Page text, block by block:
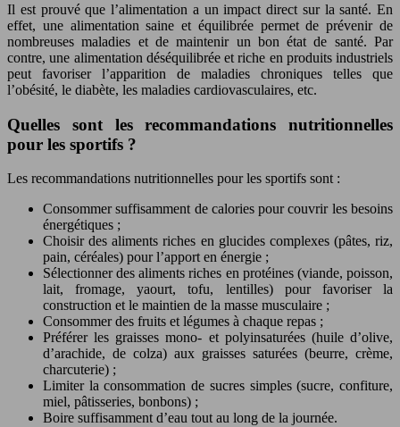
Il est prouvé que l’alimentation a un impact direct sur la santé. En
effet, une alimentation saine et équilibrée permet de prévenir de
nombreuses maladies et de maintenir un bon état de santé. Par
contre, une alimentation déséquilibrée et riche en produits industriels
peut favoriser l’apparition de maladies chroniques telles que
l’obésité, le diabète, les maladies cardiovasculaires, etc.
Quelles sont les recommandations nutritionnelles
pour les sportifs ?
Les recommandations nutritionnelles pour les sportifs sont :
Consommer suffisamment de calories pour couvrir les besoins
énergétiques ;
Choisir des aliments riches en glucides complexes (pâtes, riz,
pain, céréales) pour l’apport en énergie ;
Sélectionner des aliments riches en protéines (viande, poisson,
lait, fromage, yaourt, tofu, lentilles) pour favoriser la
construction et le maintien de la masse musculaire ;
Consommer des fruits et légumes à chaque repas ;
Préférer les graisses mono- et polyinsaturées (huile d’olive,
d’arachide, de colza) aux graisses saturées (beurre, crème,
charcuterie) ;
Limiter la consommation de sucres simples (sucre, confiture,
miel, pâtisseries, bonbons) ;
Boire suffisamment d’eau tout au long de la journée.